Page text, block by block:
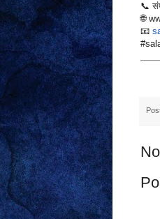
📞
🌐
📧